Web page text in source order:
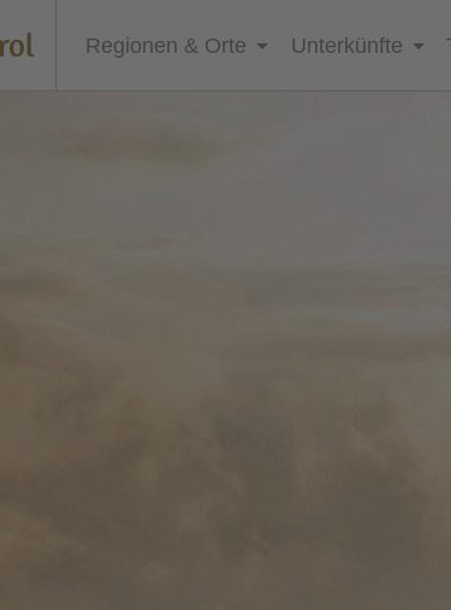
Regionen & Orte Unterkünfte